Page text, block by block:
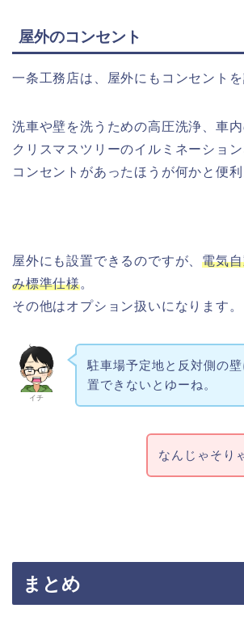
屋外のコンセント
一条工務店は、屋外にもコンセントを
洗車や壁を洗うための高圧洗浄、車内
クリスマスツリーのイルミネーショ
コンセントがあったほうが何かと便利
屋外にも設置できるのですが、電気
み標準仕様。
その他はオプション扱いになります。
イチ
駐車場予定地と反対側の
置できないとゆーね。
なんじゃそり
まとめ